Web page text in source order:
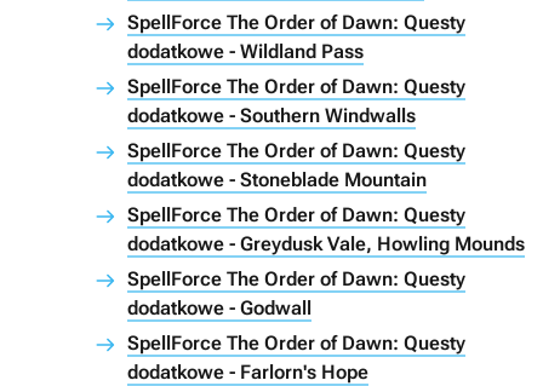
SpellForce The Order of Dawn: Questy
dodatkowe - Wildland Pass
SpellForce The Order of Dawn: Questy
dodatkowe - Southern Windwalls
SpellForce The Order of Dawn: Questy
dodatkowe - Stoneblade Mountain
SpellForce The Order of Dawn: Questy
dodatkowe - Greydusk Vale, Howling Mounds
SpellForce The Order of Dawn: Questy
dodatkowe - Godwall
SpellForce The Order of Dawn: Questy
dodatkowe - Farlorn's Hope